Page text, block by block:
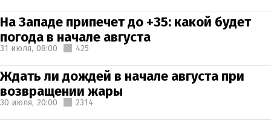
На Западе припечет до +35: какой будет
погода в начале августа
31 июля, 08:00 425
Ждать ли дождей в начале августа при
возвращении жары
30 июля, 20:00 2314